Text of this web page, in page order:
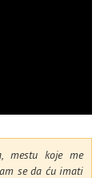
mestu koje me
se da ću imati